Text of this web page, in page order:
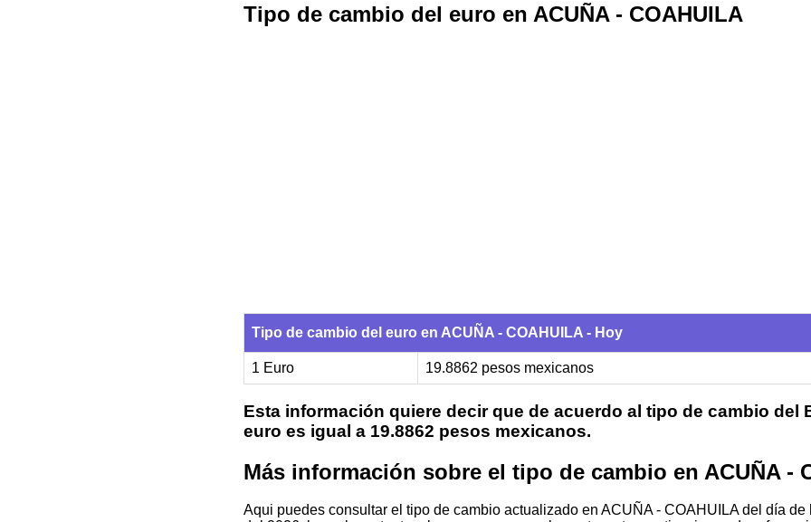
Tipo de cambio del euro en ACUÑA - COAHUILA
Tipo de cambio del euro en ACUÑA - COAHUILA - Hoy
1 Euro 19.8862 pesos mexicanos
Esta información quiere decir que de acuerdo al tipo de cambio del
euro es igual a 19.8862 pesos mexicanos.
Más información sobre el tipo de cambio en ACUÑA -
Aqui puedes consultar el tipo de cambio actualizado en ACUÑA - COAHUILA del día